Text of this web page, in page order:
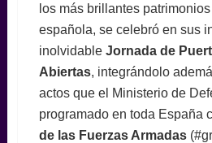
los más brillantes
española, se celebró en sus
inolvidable Jornada de
Abiertas, integrándolo
actos que el Ministerio de
programado en toda España
de las Fuerzas Armadas